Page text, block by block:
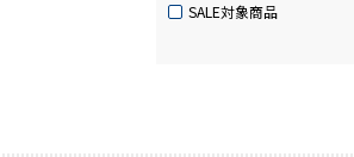
SALE対象商品